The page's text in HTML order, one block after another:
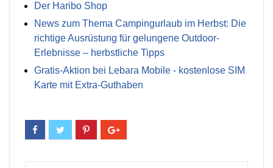
Der Haribo Shop
News zum Thema Campingurlaub im Herbst: Die
richtige Ausrüstung für gelungene Outdoor-
Erlebnisse – herbstliche Tipps
Gratis-Aktion bei Lebara Mobile - kostenlose SIM
Karte mit Extra-Guthaben